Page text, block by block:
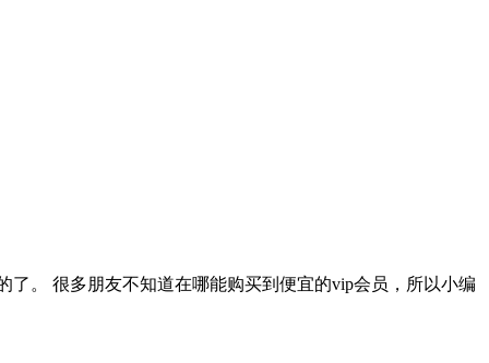
了。 很多朋友不知道在哪能购买到便宜的vip会员，所以小编